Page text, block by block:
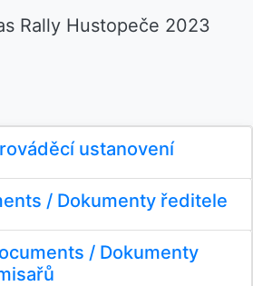
Rally Hustopeče 2023
ustanovení
/ Dokumenty ředitele
/ Dokumenty